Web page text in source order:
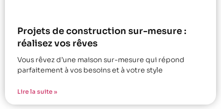
Projets de construction sur-mesure :
réalisez vos rêves
Vous rêvez d’une maison sur-mesure qui répond
parfaitement à vos besoins et à votre style
Lire la suite »